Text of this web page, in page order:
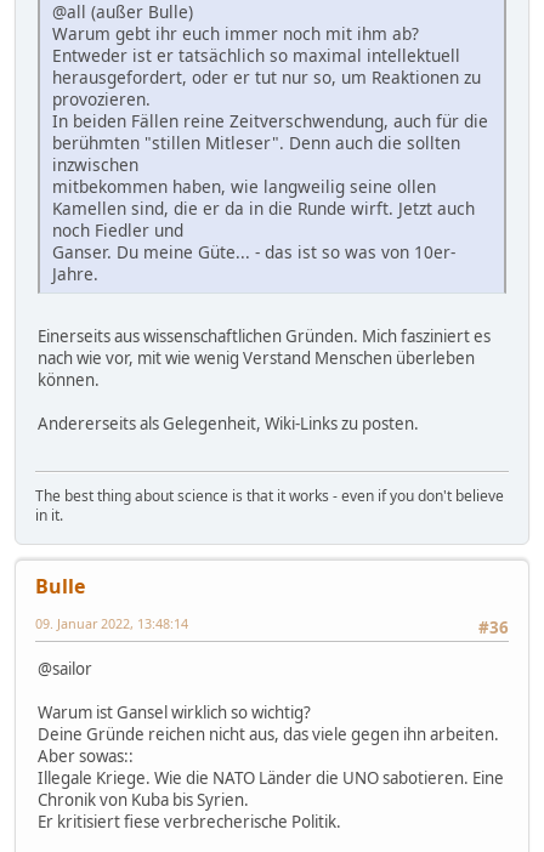
@all (außer Bulle)
Warum gebt ihr euch immer noch mit ihm ab?
Entweder ist er tatsächlich so maximal intellektuell
herausgefordert, oder er tut nur so, um Reaktionen zu
provozieren.
In beiden Fällen reine Zeitverschwendung, auch für die
berühmten "stillen Mitleser". Denn auch die sollten
inzwischen
mitbekommen haben, wie langweilig seine ollen
Kamellen sind, die er da in die Runde wirft. Jetzt auch
noch Fiedler und
Ganser. Du meine Güte... - das ist so was von 10er-
Jahre.
Einerseits aus wissenschaftlichen Gründen. Mich fasziniert es
nach wie vor, mit wie wenig Verstand Menschen überleben
können.
Andererseits als Gelegenheit, Wiki-Links zu posten.
The best thing about science is that it works - even if you don't believe
in it.
Bulle
#36
09. Januar 2022, 13:48:14
@sailor
Warum ist Gansel wirklich so wichtig?
Deine Gründe reichen nicht aus, das viele gegen ihn arbeiten.
Aber sowas::
Illegale Kriege. Wie die NATO Länder die UNO sabotieren. Eine
Chronik von Kuba bis Syrien.
Er kritisiert fiese verbrecherische Politik.